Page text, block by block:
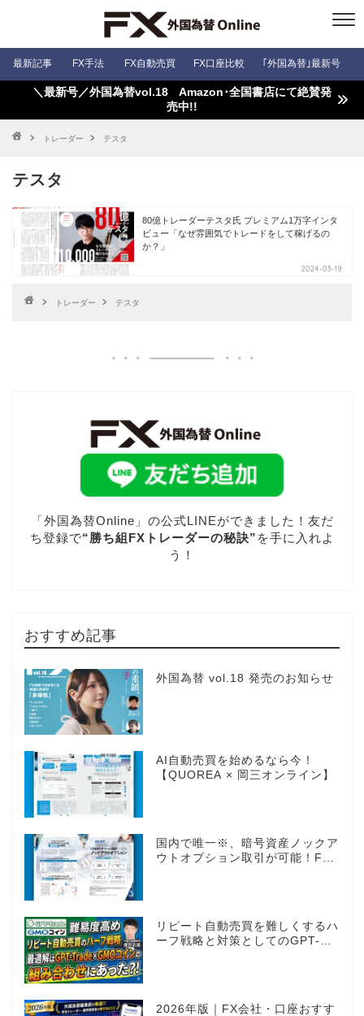
最新記事 FX手法 FX自動売買 FX口座比較 ｢外国為替｣最新号
＼最新号／外国為替vol.18 Amazon･全国書店にて絶賛発
売中!!
トレーダー テスタ
テスタ
80億トレーダーテスタ氏 プレミアム1万字インタ
ビュー「なぜ雰囲気でトレードをして稼げるの
か？」
2024-03-18
トレーダー テスタ
「外国為替Online」の公式LINEができました！友だ
ち登録で“勝ち組FXトレーダーの秘訣” を手に入れよ
う！
おすすめ記事
外国為替 vol.18 発売のお知らせ
AI自動売買を始めるなら今！
【QUOREA × 岡三オンライン】
国内で唯一※、暗号資産ノックア
ウトオプション取引が可能！FX
リピート自動売買を難しくするハ
ーフ戦略と対策としてのGPT-
2026年版｜FX会社・口座おすす